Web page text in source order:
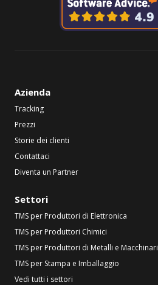
Azienda
Tracking
Prezzi
Storie dei clienti
Contattaci
Diventa un Partner
Settori
TMS per Produttori di Elettronica
TMS per Produttori Chimici
TMS per Produttori di Metalli e Macchinari
TMS per Stampa e Imballaggio
Vedi tutti i settori